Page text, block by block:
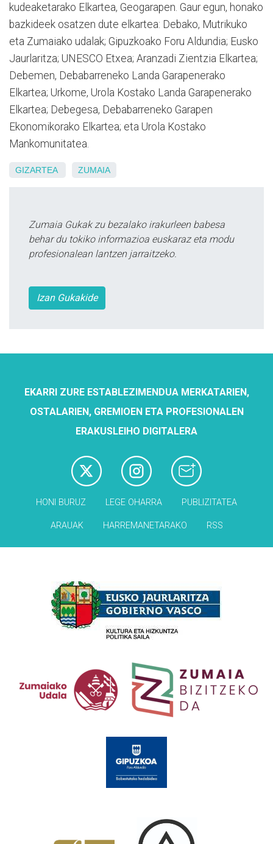
kudeaketarako Elkartea, Geogarapen. Gaur egun, honako
bazkideek osatzen dute elkartea: Debako, Mutrikuko
eta Zumaiako udalak; Gipuzkoako Foru Aldundia; Eusko
Jaurlaritza; UNESCO Etxea; Aranzadi Zientzia Elkartea;
Debemen, Debabarreneko Landa Garapenerako
Elkartea; Urkome, Urola Kostako Landa Garapenerako
Elkartea; Debegesa, Debabarreneko Garapen
Ekonomikorako Elkartea; eta Urola Kostako
Mankomunitatea.
GIZARTEA ZUMAIA
Zumaia Gukak zu bezalako irakurleen babesa
behar du tokiko informazioa euskaraz eta modu
profesionalean lantzen jarraitzeko.
Izan Gukakide
EKARRI ZURE ESTABLEZIMENDUA MERKATARIEN,
OSTALARIEN, GREMIOEN ETA PROFESIONALEN
ERAKUSLEIHO DIGITALERA
HONI BURUZ LEGE OHARRA PUBLIZITATEA
ARAUAK HARREMANETARAKO RSS